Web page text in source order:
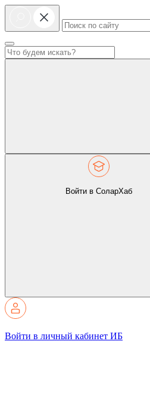
Войти в СоларХаб
Войти в личный кабинет ИБ